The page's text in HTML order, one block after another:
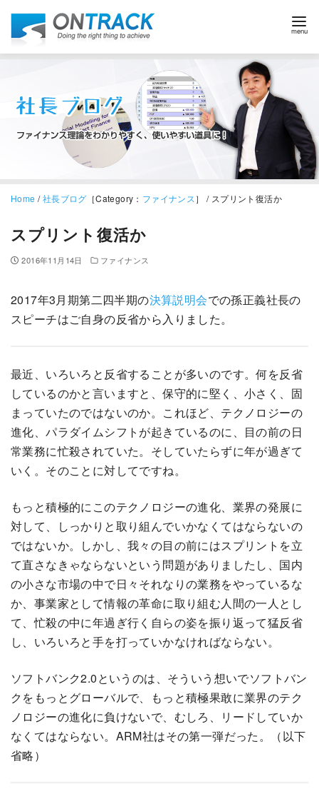
Home /社長ブログ ［Category： ファイナンス ］ / スプリント復活か
スプリント復活か
2016年11月14日 ファイナンス
2017年3月期第二四半期の決算説明会での孫正義社長の
スピーチはご自身の反省から入りました。
最近、いろいろと反省することが多いのです。何を反省
しているのかと言いますと、保守的に堅く、小さく、固
まっていたのではないのか。これほど、テクノロジーの
進化、パラダイムシフトが起きているのに、目の前の日
常業務に忙殺されていた。そしていたらずに年が過ぎて
いく。そのことに対してですね。
もっと積極的にこのテクノロジーの進化、業界の発展に
対して、しっかりと取り組んでいかなくてはならないの
ではないか。しかし、我々の目の前にはスプリントを立
て直さなきゃならないという問題がありましたし、国内
の小さな市場の中で日々それなりの業務をやっているな
か、事業家として情報の革命に取り組む人間の一人とし
て、忙殺の中に年過ぎ行く自らの姿を振り返って猛反省
し、いろいろと手を打っていかなければならない。
ソフトバンク2.0というのは、そういう想いでソフトバン
クをもっとグローバルで、もっと積極果敢に業界のテク
ノロジーの進化に負けないで、むしろ、リードしていか
なくてはならない。ARM社はその第一弾だった。（以下
省略）